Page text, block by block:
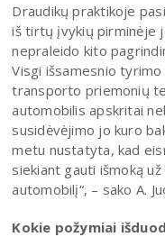
Draudikų praktikoje
iš tirtų įvykių pirminėje
nepraleido kito
Visgi išsamesnio
transporto priemonių
automobilis apskritai
susidėvėjimo jo kuro
metu nustatyta, kad
siekiant gauti išmoką
automobilį“, – sako A.
Kokie požymiai